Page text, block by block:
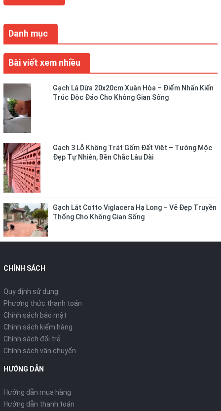
Danh mục
Bài viết xem nhiều
Gạch Lá Dừa 20x20cm Xuân Hòa – Điểm Nhấn Kiến
Trúc Độc Đáo Cho Không Gian Sống
Gạch 3 Lỗ Không Trát Gốm Đất Việt – Tường Mộc
Đẹp Tự Nhiên, Bền Chắc Lâu Dài
Gạch Lát Cotto Viglacera Hạ Long – Vẻ Đẹp Truyền
Thống Cho Không Gian Sống
CHÍNH SÁCH
Quy định sử dụng
Phương thức thanh toán
Chính sách bảo mật
Chính sách kiểm hàng
Chính sách đổi trả
Chính sách vận chuyển
HƯỚNG DẪN
Hướng dẫn mua hàng
Hướng dẫn thanh toán